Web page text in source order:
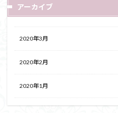
アーカイブ
2020年3月
2020年2月
2020年1月